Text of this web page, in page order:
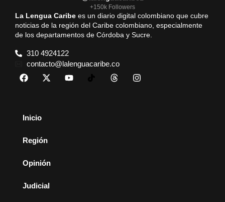
+150k Followers
La Lengua Caribe es un diario digital colombiano que cubre
noticias de la región del Caribe colombiano, especialmente
de los departamentos de Córdoba y Sucre.
310 4924122
contacto@lalenguacaribe.co
Inicio
Región
Opinión
Judicial